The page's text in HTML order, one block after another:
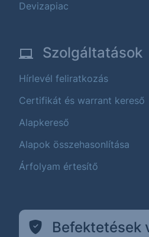
Devizapiac
Szolgáltatások
Hírlevél feliratkozás
Certifikát és warrant kereső
Alapkereső
Alapok összehasonlítása
Árfolyam értesítő
Befektetések